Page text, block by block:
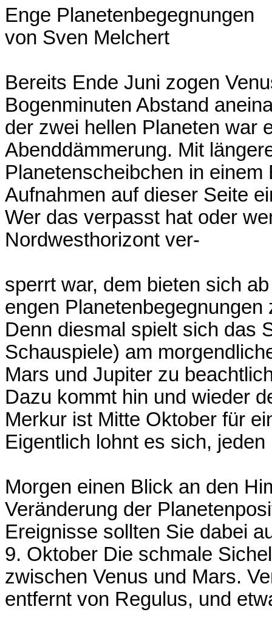
Enge Planetenbegegnungen
von Sven Melchert
Bereits Ende Juni zogen
Bogenminuten Abstand
der zwei hellen Planeten war
Abenddämmerung. Mit
Planetenscheibchen in
Aufnahmen auf dieser Seite
Wer das verpasst hat oder
Nordwesthorizont ver-
sperrt war, dem bieten sich
engen
Denn diesmal spielt sich das
Schauspiele) am
Mars und Jupiter zu
Dazu kommt hin und wieder
Merkur ist Mitte Oktober für
Eigentlich lohnt es sich, jeden
Morgen einen Blick an den
Veränderung der
Ereignisse sollten Sie dabei
9. Oktober Die schmale
zwischen Venus und Mars.
entfernt von Regulus, und